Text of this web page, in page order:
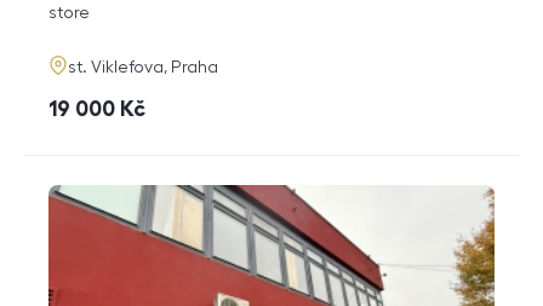
funkce
store
adresa
st. Viklefova, Praha
cena
19 000 Kč